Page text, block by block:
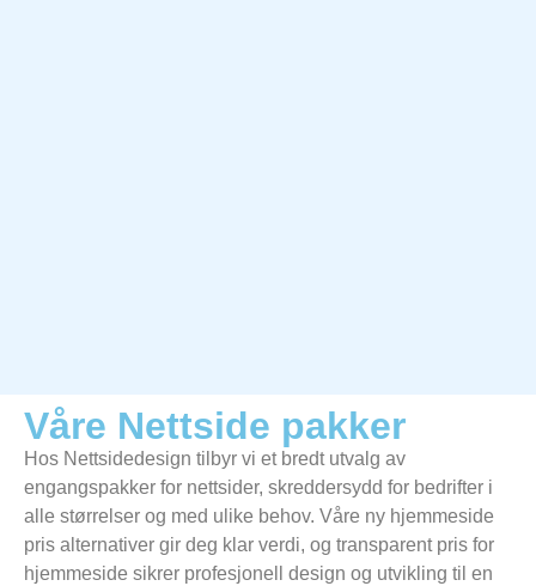
Våre Nettside pakker
Hos Nettsidedesign tilbyr vi et bredt utvalg av
engangspakker for nettsider, skreddersydd for bedrifter i
alle størrelser og med ulike behov. Våre ny hjemmeside
pris alternativer gir deg klar verdi, og transparent pris for
hjemmeside sikrer profesjonell design og utvikling til en